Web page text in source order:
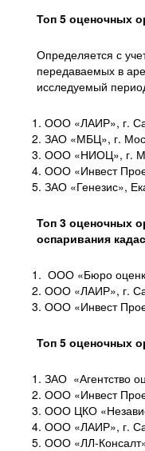
Топ 5 оценочных
Определяется с
передаваемых в
исследуемый
ООО «ЛАИР», г.
ЗАО «МБЦ», г.
ООО «НИОЦ», г.
ООО «Инвест
ЗАО «Генезис»,
Топ 3 оценочных
оспаривания
ООО «Бюро
ООО «ЛАИР», г.
ООО «Инвест
Топ 5 оценочных
ЗАО «Агентство
ООО «Инвест
ООО ЦКО
ООО «ЛАИР», г.
ООО «ЛЛ-